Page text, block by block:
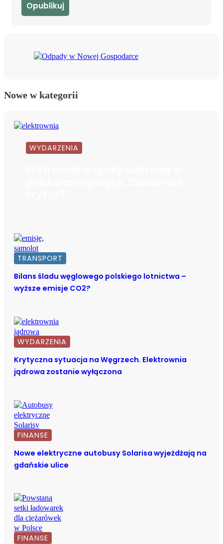
Nowe w kategorii
WYDARZENIA
TRANSPORT
Bilans śladu węglowego polskiego lotnictwa –
wyższe emisje CO2?
WYDARZENIA
Krytyczna sytuacja na Węgrzech. Elektrownia
jądrowa zostanie wyłączona
FINANSE
Nowe elektryczne autobusy Solarisa wyjeżdżają na
gdańskie ulice
FINANSE